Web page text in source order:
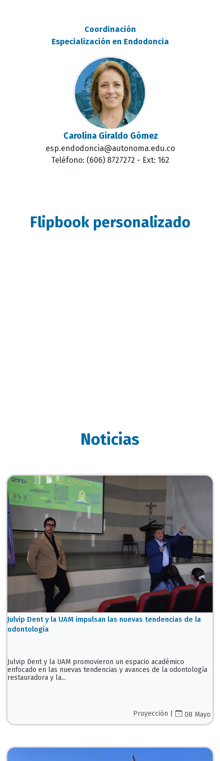
Coordinación
Especialización en Endodoncia
Carolina Giraldo Gómez
esp.endodoncia@autonoma.edu.co
Teléfono: (606) 8727272 - Ext: 162
Flipbook personalizado
Noticias
Julvip Dent y la UAM impulsan las nuevas tendencias de la
odontología
Julvip Dent y la UAM promovieron un espacio académico
enfocado en las nuevas tendencias y avances de la odontología
restauradora y la...
Proyección | 08 Mayo